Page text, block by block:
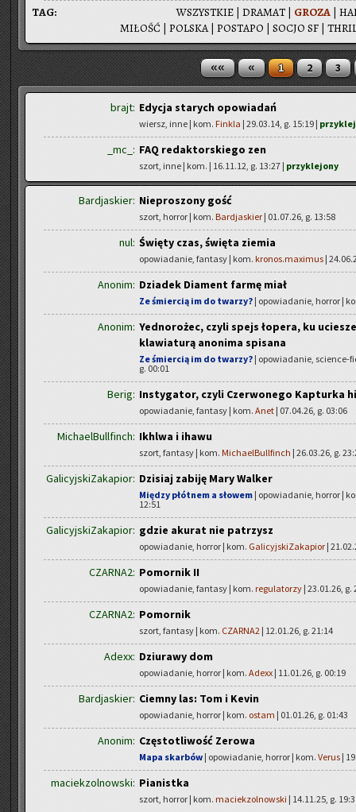
WSZYST­KIE | DRA­MAT | GROZA |
MI­ŁOŚĆ | POL­SKA| PO­STA­PO | SOCJO SF |
TAG:
«« « 1 2 3
brajt: Edycja starych opowiadań
wiersz, inne | kom. Finkla | 29.03.14, g. 15:19 |
_mc_: FAQ redaktorskiego zen
szort, inne | kom. | 16.11.12, g. 13:27 | przyklejony
Bardjaskier: Nieproszony gość
szort, horror | kom. Bardjaskier | 01.07.26, g. 13:58
nul: Święty czas, święta ziemia
opowiadanie, fantasy | kom. kronos.maximus |
Anonim: Dziadek Diament farmę miał
Ze śmiercią im do twarzy? | opowiadanie, horror |
Anonim: Yednorożec, czyli spejs łopera, ku
klawiaturą anonima spisana
Ze śmiercią im do twarzy? | opowiadanie, science-
g. 00:01
Berig: Instygator, czyli Czerwonego Kapturka
opowiadanie, fantasy | kom. Anet | 07.04.26, g. 03:06
MichaelBullfinch: Ikhlwa i ihawu
szort, fantasy | kom. MichaelBullfinch | 26.03.26, g.
GalicyjskiZakapior: Dzisiaj zabiję Mary Walker
Między płótnem a słowem | opowiadanie, horror |
12:51
GalicyjskiZakapior: gdzie akurat nie patrzysz
opowiadanie, horror | kom. GalicyjskiZakapior |
CZARNA2: Pomornik II
opowiadanie, fantasy | kom. regulatorzy | 23.01.26, g.
CZARNA2: Pomornik
szort, fantasy | kom. CZARNA2 | 12.01.26, g. 21:14
Adexx: Dziurawy dom
opowiadanie, horror | kom. Adexx | 11.01.26, g. 00:19
Bardjaskier: Ciemny las: Tom i Kevin
opowiadanie, horror | kom. ostam | 01.01.26, g. 01:43
Anonim: Częstotliwość Zerowa
Mapa skarbów | opowiadanie, horror | kom. Verus |
maciekzolnowski: Pianistka
szort, horror | kom. maciekzolnowski | 14.11.25, g.